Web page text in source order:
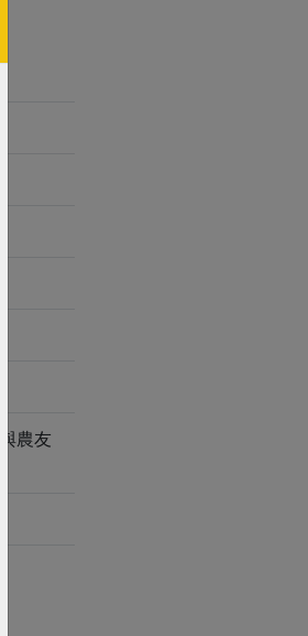
農友